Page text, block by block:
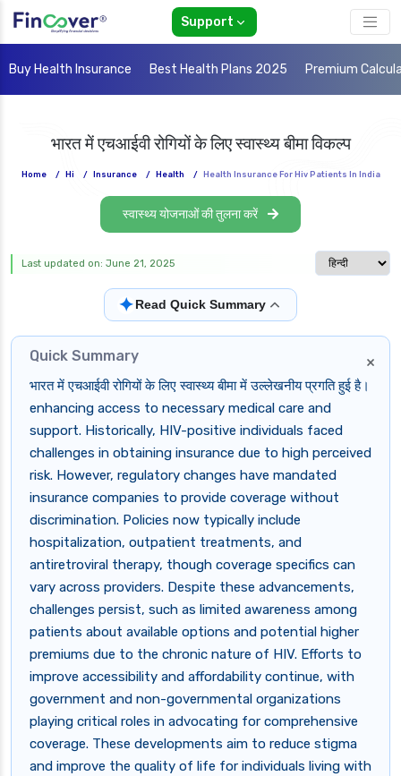
Support
Buy Health Insurance Best Health Plans 2025 Premium
भारत में एचआईवी रोगियों के लिए स्वास्थ्य बीमा विकल्प
Home / Hi / Insurance / Health / Health Insurance For Hiv Patients In India
स्वास्थ्य योजनाओं की तुलना करें
Select
Last updated on: June 21, 2025
✦Read Quick Summary
×
Quick Summary
भारत में एचआईवी रोगियों के लिए स्वास्थ्य बीमा में उल्लेखनीय प्रगति हुई है।
enhancing access to necessary medical care and
support. Historically, HIV-positive individuals faced
challenges in obtaining insurance due to high perceived
risk. However, regulatory changes have mandated
insurance companies to provide coverage without
discrimination. Policies now typically include
hospitalization, outpatient treatments, and
antiretroviral therapy, though coverage specifics can
vary across providers. Despite these advancements,
challenges persist, such as limited awareness among
patients about available options and potential higher
premiums due to the chronic nature of HIV. Efforts to
improve accessibility and affordability continue, with
government and non-governmental organizations
playing critical roles in advocating for comprehensive
coverage. These developments aim to reduce stigma
and improve the quality of life for individuals living with